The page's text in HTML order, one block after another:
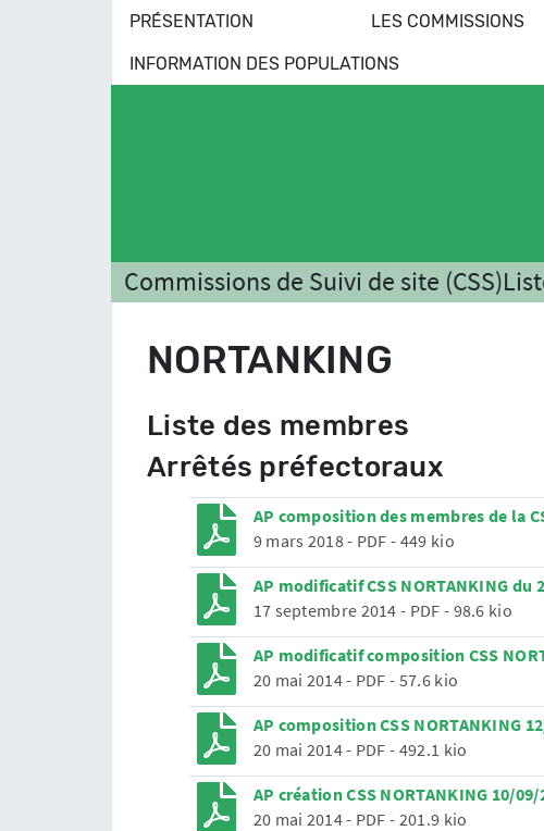
PRÉSENTATION LES COMMISSIONS
INFORMATION DES POPULATIONS
Commissions de Suivi de site (CSS)
NORTANKING
Liste des membres
Arrêtés préfectoraux
AP composition des membres de la
9 mars 2018- PDF - 449 kio
AP modificatif CSS NORTANKING du
17 septembre 2014 - PDF - 98.6 kio
AP modificatif composition CSS
20 mai 2014- PDF - 57.6 kio
AP composition CSS NORTANKING
20 mai 2014- PDF - 492.1 kio
AP création CSS NORTANKING 10/09/
20 mai 2014- PDF - 201.9 kio